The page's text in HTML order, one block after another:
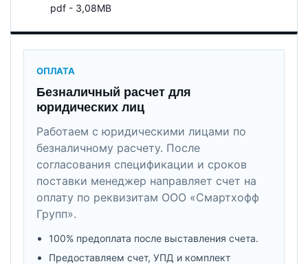
pdf - 3,08MB
ОПЛАТА
Безналичный расчет для
юридических лиц
Работаем с юридическими лицами по
безналичному расчету. После
согласования спецификации и сроков
поставки менеджер направляет счет на
оплату по реквизитам ООО «Смартхофф
Групп».
100% предоплата после выставления счета.
Предоставляем счет, УПД и комплект